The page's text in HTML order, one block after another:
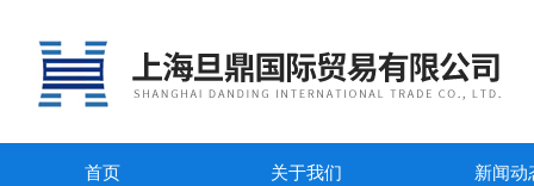
首页 关于我们 新闻动